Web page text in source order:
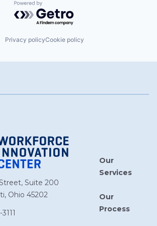
Powered by Getro.com
Privacy policyCookie policy
Suite 200
Ohio 45202
Our
Services
Our
Process